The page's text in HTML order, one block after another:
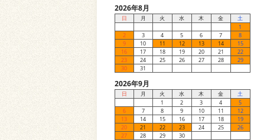
2026年8月
日 月 火 水 木 金
土
1
2
3 4 5 6 7
8
9
10 11 12 13 14
15
16
17 18 19 20 21
22
23
24 25 26 27 28
29
30
31
2026年9月
日 月 火 水 木 金
土
1
2 3 4
5
6
7 8 9 10 11
12
13
14 15 16 17 18
19
20
21 22 23 24 25
26
27
28 29 30